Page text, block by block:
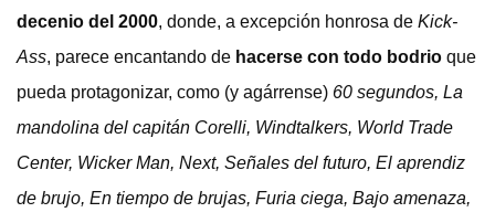
decenio del 2000, donde, a excepción honrosa de Kick-
Ass, parece encantando de hacerse con todo bodrio que
pueda protagonizar, como (y agárrense) 60 segundos, La
mandolina del capitán Corelli, Windtalkers, World Trade
Center, Wicker Man, Next, Señales del futuro, El aprendiz
de brujo, En tiempo de brujas, Furia ciega, Bajo amenaza,